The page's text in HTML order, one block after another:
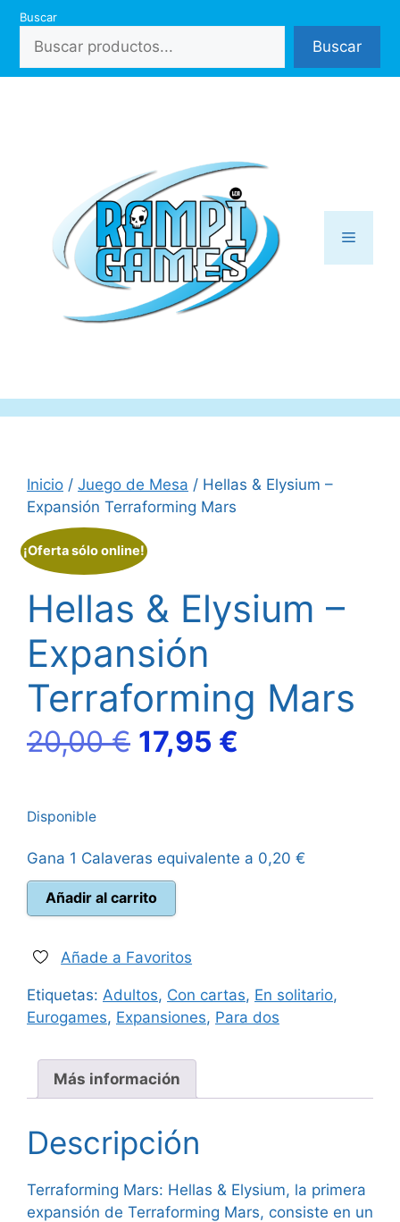
Saltar
contenido
Buscar
Buscar
Menú
Inicio / Juego de Mesa / Hellas & Elysium –
Expansión Terraforming Mars
¡Oferta sólo online!
Hellas & Elysium –
Expansión
Terraforming Mars
20,00€ El
era:
20,00 €.
17,95 €
es:
Disponible
Gana 1 Calaveras equivalente a 0,20 €
Hellas
&
Terraforming
Mars
Añadir al carrito
Añade a Favoritos
Etiquetas: Adultos, Con cartas, En solitario,
Eurogames, Expansiones, Para dos
Más información
Descripción
Terraforming Mars: Hellas & Elysium, la primera
expansión de Terraforming Mars, consiste en un